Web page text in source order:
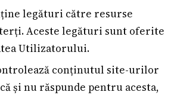
legături către resurse
Aceste legături sunt oferite
Utilizatorului.
conținutul site-urilor
și nu răspunde pentru acesta,